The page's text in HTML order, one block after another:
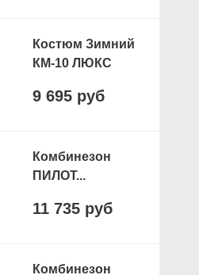
Костюм Зимний
КМ-10 ЛЮКС
9 695 руб
Комбинезон
ПИЛОТ...
11 735 руб
Комбинезон